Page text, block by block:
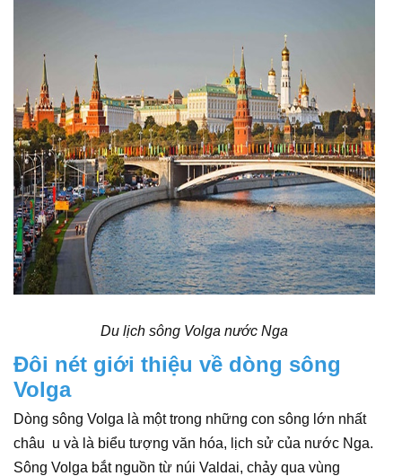
Du lịch sông Volga nước Nga
Đôi nét giới thiệu về dòng sông
Volga
Dòng sông Volga là một trong những con sông lớn nhất
châu u và là biểu tượng văn hóa, lịch sử của nước Nga.
Sông Volga bắt nguồn từ núi Valdai, chảy qua vùng